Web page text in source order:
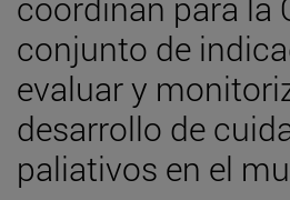
conjunto de
evaluar y
desarrollo de
paliativos en el